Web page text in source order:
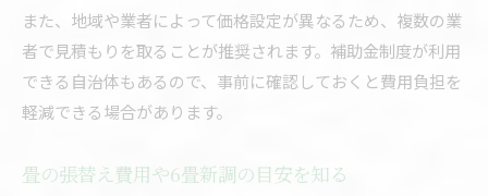
また、地域や業者によって価格設定が異なるため、複数の業
者で見積もりを取ることが推奨されます。補助金制度が利用
できる自治体もあるので、事前に確認しておくと費用負担を
軽減できる場合があります。
畳の張替え費用や6畳新調の目安を知る